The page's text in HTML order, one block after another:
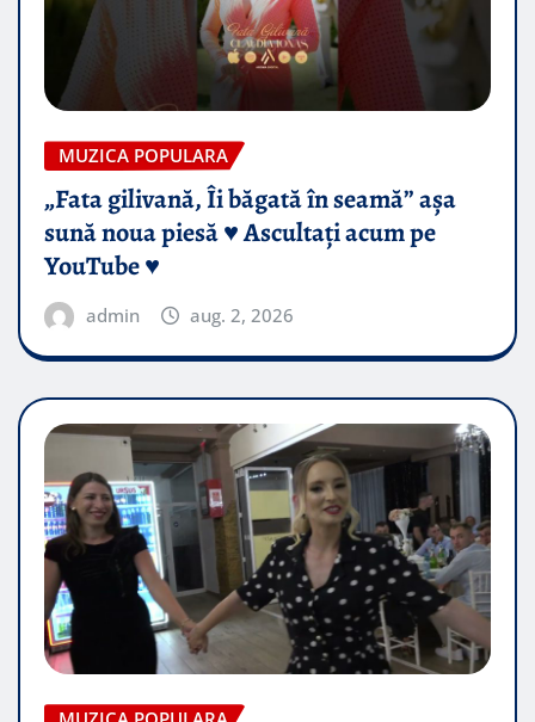
MUZICA POPULARA
„Fata gilivană, Îi băgată în seamă” așa
sună noua piesă ♥️ Ascultați acum pe
YouTube ♥️
admin aug. 2, 2026